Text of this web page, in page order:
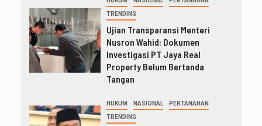
TRENDING
Ujian Transparansi Menteri
Nusron Wahid: Dokumen
Investigasi PT Jaya Real
Property Belum Bertanda
Tangan
HUKUM NASIONAL PERTANAHAN
TRENDING